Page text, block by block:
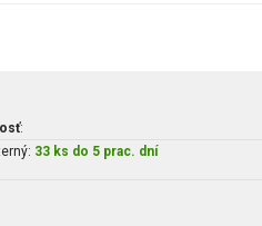
:
33 ks do 5 prac. dní